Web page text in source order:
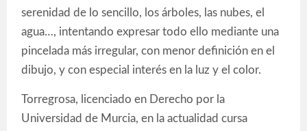
serenidad de lo sencillo, los árboles, las nubes, el
agua…, intentando expresar todo ello mediante una
pincelada más irregular, con menor definición en el
dibujo, y con especial interés en la luz y el color.
Torregrosa, licenciado en Derecho por la
Universidad de Murcia, en la actualidad cursa